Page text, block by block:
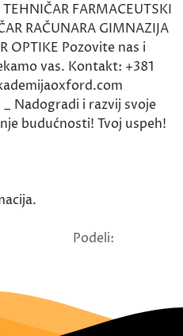
FARMACEUTSKI
RAČUNARA GIMNAZIJA
OPTIKE Pozovite nas i
vas. Kontakt: +381
Nadogradi i razvij svoje
budućnosti! Tvoj uspeh!
Podeli: